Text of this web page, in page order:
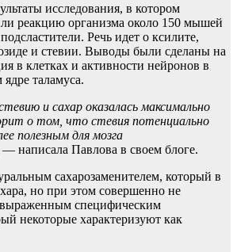
исследования, в котором
реакцию организма около 150 мышей
Речь идет о ксилите,
и стевии. Выводы были сделаны на
в клетках и активности нейронов в
таламуса.
и сахар оказалась максимально
о том, что стевия потенциально
полезным для мозга
— написала Павлова в своем блоге.
сахарозаменителем, который в
но при этом совершенно не
специфическим
некоторые характеризуют как